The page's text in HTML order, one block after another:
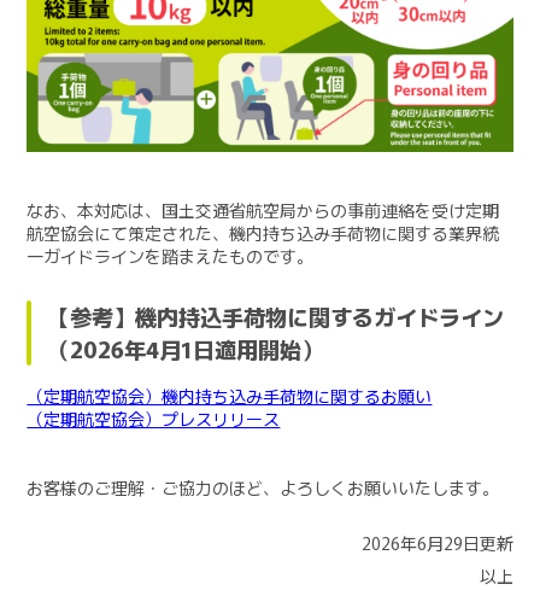
なお、本対応は、国土交通省航空局からの事前連絡を受け定期
航空協会にて策定された、機内持ち込み手荷物に関する業界統
一ガイドラインを踏まえたものです。
【参考】機内持込手荷物に関するガイドライン
（2026年4月1日適用開始）
（定期航空協会）機内持ち込み手荷物に関するお願い
（定期航空協会）プレスリリース
お客様のご理解・ご協力のほど、よろしくお願いいたします。
2026年6月29日更新
以上